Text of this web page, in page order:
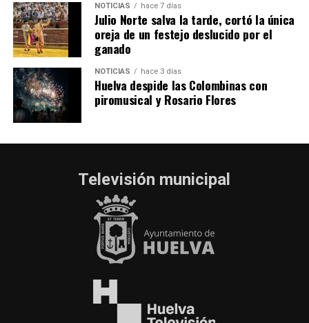
NOTICIAS hace 7 días
Julio Norte salva la tarde, cortó la única
oreja de un festejo deslucido por el
ganado
NOTICIAS hace 3 días
Huelva despide las Colombinas con
piromusical y Rosario Flores
Televisión municipal